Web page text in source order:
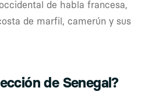
de habla francesa,
de marfil, camerún y sus
de Senegal?